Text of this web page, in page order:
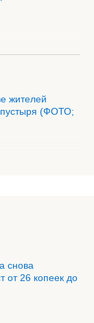
жителей
пустыря (ФОТО;
снова
от 26 копеек до